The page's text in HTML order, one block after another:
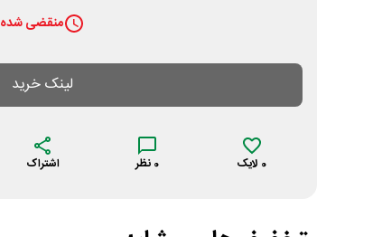
منقضی شده
لینک خرید
0 لایک 0 نظر اشتراک